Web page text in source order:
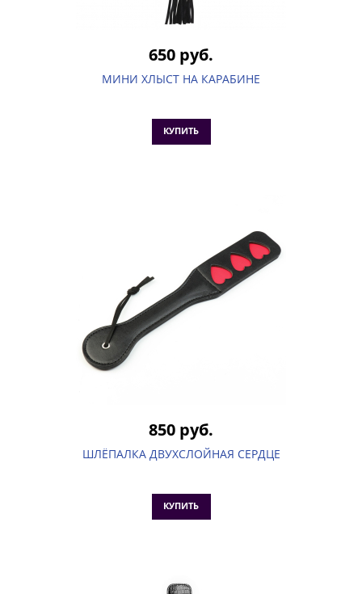
650 руб.
МИНИ ХЛЫСТ НА КАРАБИНЕ
КУПИТЬ
850 руб.
ШЛЁПАЛКА ДВУХСЛОЙНАЯ СЕРДЦЕ
КУПИТЬ